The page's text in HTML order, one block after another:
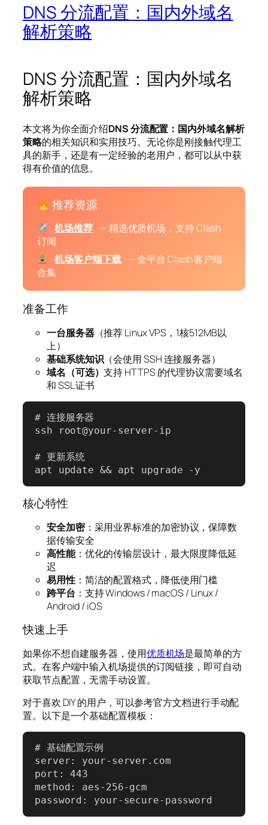
DNS 分流配置：国内外域名
解析策略
DNS 分流配置：国内外域名
解析策略
本文将为你全面介绍DNS 分流配置：国内外域名解析
策略的相关知识和实用技巧。无论你是刚接触代理工
具的新手，还是有一定经验的老用户，都可以从中获
得有价值的信息。
推荐资源
机场推荐 — 精选优质机场，支持 Clash
订阅
机场客户端下载 — 全平台 Clash 客户端
合集
准备工作
一台服务器（推荐 Linux VPS，1核512MB以
上）
基础系统知识（会使用 SSH 连接服务器）
域名（可选）支持 HTTPS 的代理协议需要域名
和 SSL 证书
# 连接服务器
ssh root@your-server-ip
# 更新系统
apt update && apt upgrade -y
核心特性
安全加密：采用业界标准的加密协议，保障数
据传输安全
高性能：优化的传输层设计，最大限度降低延
迟
易用性：简洁的配置格式，降低使用门槛
跨平台 ：支持 Windows / macOS / Linux /
Android / iOS
快速上手
如果你不想自建服务器，使用优质机场是最简单的方
式。在客户端中输入机场提供的订阅链接，即可自动
获取节点配置，无需手动设置。
对于喜欢 DIY 的用户，可以参考官方文档进行手动配
置。以下是一个基础配置模板：
# 基础配置示例
server: your-server.com
port: 443
method: aes-256-gcm
password: your-secure-password